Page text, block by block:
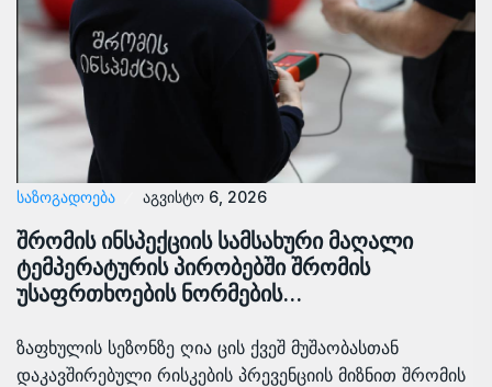
ᲡᲐᲖᲝᲒᲐᲓᲝᲔᲑᲐ აგვისტო 6, 2026
შრომის ინსპექციის სამსახური მაღალი
ტემპერატურის პირობებში შრომის
უსაფრთხოების ნორმების…
ზაფხულის სეზონზე ღია ცის ქვეშ მუშაობასთან
დაკავშირებული რისკების პრევენციის მიზნით შრომის